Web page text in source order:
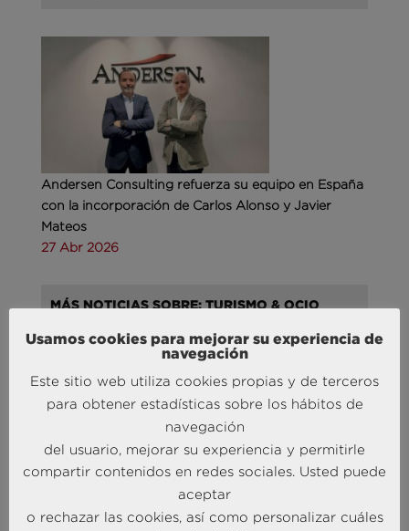
Andersen Consulting refuerza su equipo en España
con la incorporación de Carlos Alonso y Javier
Mateos
27 Abr 2026
MÁS NOTICIAS SOBRE: TURISMO & OCIO
Agencias de viajes: del mostrador al taller de
experiencias
Usamos cookies para mejorar su experiencia de
navegación
Este sitio web utiliza cookies propias y de terceros
para obtener estadísticas sobre los hábitos de
navegación
del usuario, mejorar su experiencia y permitirle
compartir contenidos en redes sociales. Usted puede
aceptar
o rechazar las cookies, así como personalizar cuáles